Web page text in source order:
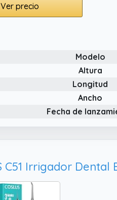
Ver precio
Modelo
Altura
Longitud
Ancho
Fecha de